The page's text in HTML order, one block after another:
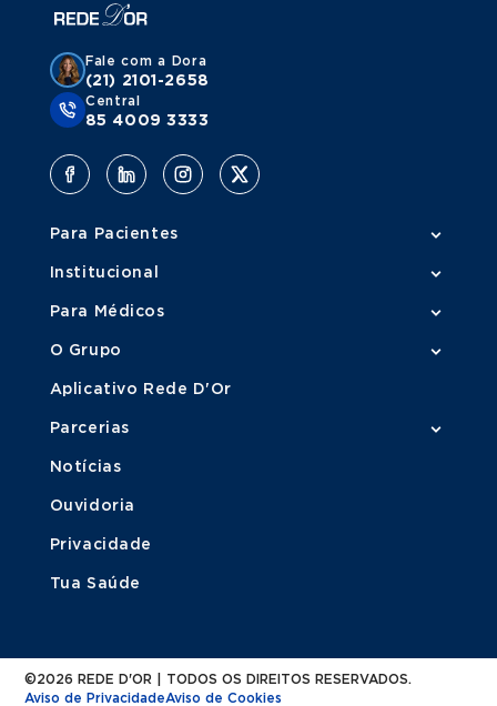
Fale com a Dora
(21) 2101-2658
Central
85 4009 3333
Para Pacientes
Institucional
Para Médicos
O Grupo
Aplicativo Rede D'Or
Parcerias
Notícias
Ouvidoria
Privacidade
Tua Saúde
©2026 REDE D'OR | TODOS OS DIREITOS RESERVADOS.
Aviso de PrivacidadeAviso de Cookies